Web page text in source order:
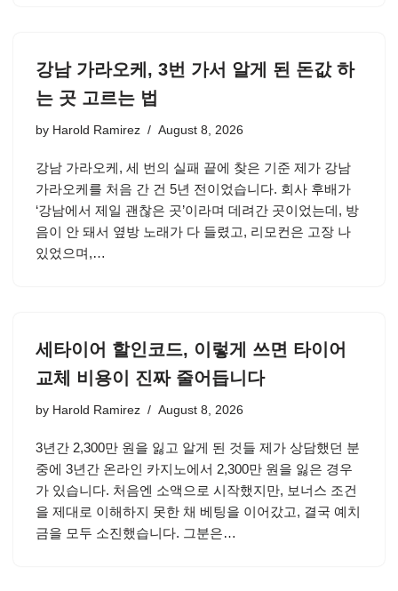
강남 가라오케, 3번 가서 알게 된 돈값 하
는 곳 고르는 법
by Harold Ramirez August 8, 2026
강남 가라오케, 세 번의 실패 끝에 찾은 기준 제가 강남
가라오케를 처음 간 건 5년 전이었습니다. 회사 후배가
‘강남에서 제일 괜찮은 곳’이라며 데려간 곳이었는데, 방
음이 안 돼서 옆방 노래가 다 들렸고, 리모컨은 고장 나
있었으며,…
세타이어 할인코드, 이렇게 쓰면 타이어
교체 비용이 진짜 줄어듭니다
by Harold Ramirez August 8, 2026
3년간 2,300만 원을 잃고 알게 된 것들 제가 상담했던 분
중에 3년간 온라인 카지노에서 2,300만 원을 잃은 경우
가 있습니다. 처음엔 소액으로 시작했지만, 보너스 조건
을 제대로 이해하지 못한 채 베팅을 이어갔고, 결국 예치
금을 모두 소진했습니다. 그분은…